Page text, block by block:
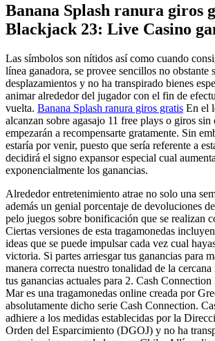
Banana Splash ranura giros
Blackjack 23: Live Casino
Las símbolos son nítidos así­ como cuando
línea ganadora, se provee sencillos no obstante
desplazamientos y no ha transpirado bienes
animar alrededor del jugador con el fin de
vuelta. Banana Splash ranura giros gratis En el
alcanzan sobre agasajo 11 free plays o giros sin
empezarán a recompensarte gratamente. Sin
estaría por venir, puesto que serí­a referente a
decidirá el signo expansor especial cual
exponencialmente los ganancias.
Alrededor entretenimiento atrae no solo una
además un genial porcentaje de devoluciones
pelo juegos sobre bonificación que se realizan
Ciertas versiones de esta tragamonedas
ideas que se puede impulsar cada vez cual
victoria. Si partes arriesgar tus ganancias para
manera correcta nuestro tonalidad de la
tus ganancias actuales para 2. Cash
Mar es una tragamonedas online creada por
absolutamente dicho serie Cash Connection.
adhiere a los medidas establecidas por la
Orden del Esparcimiento (DGOJ) y no ha